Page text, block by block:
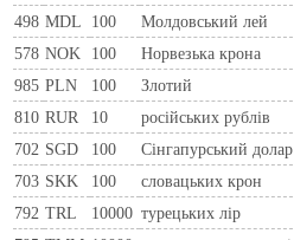
498 MDL 100 Молдовський лей
578 NOK 100 Норвезька крона
985 PLN 100 Злотий
810 RUR 10 росiйських рублiв
702 SGD 100 Сінгапурський долар
703 SKK 100 словацьких крон
792 TRL 10000 турецьких лір